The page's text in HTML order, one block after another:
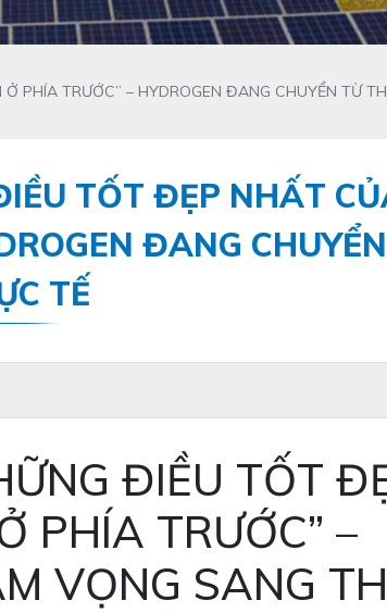
PHÍA TRƯỚC” – HYDROGEN ĐANG CHUYỂN TỪ
TỐT ĐẸP NHẤT
ĐANG
TẾ
ĐIỀU TỐT
PHÍA TRƯỚC” –
VỌNG SANG